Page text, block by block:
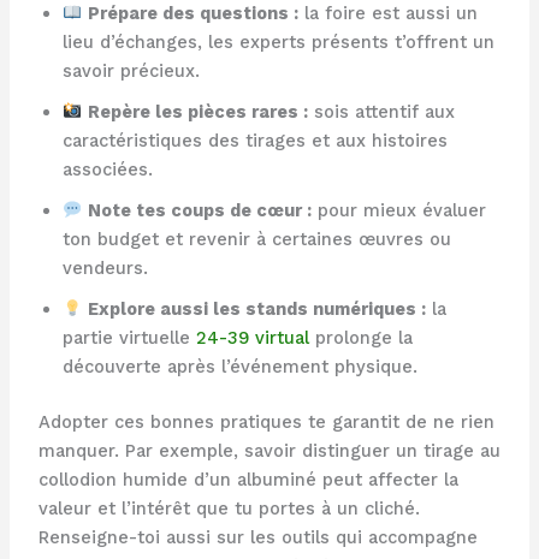
Prépare des questions : la foire est aussi un
lieu d’échanges, les experts présents t’offrent un
savoir précieux.
Repère les pièces rares : sois attentif aux
caractéristiques des tirages et aux histoires
associées.
Note tes coups de cœur : pour mieux évaluer
ton budget et revenir à certaines œuvres ou
vendeurs.
Explore aussi les stands numériques : la
partie virtuelle 24-39 virtualprolonge la
découverte après l’événement physique.
Adopter ces bonnes pratiques te garantit de ne rien
manquer. Par exemple, savoir distinguer un tirage au
collodion humide d’un albuminé peut affecter la
valeur et l’intérêt que tu portes à un cliché.
Renseigne-toi aussi sur les outils qui accompagne